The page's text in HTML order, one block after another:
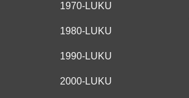
1970-LUKU
1980-LUKU
1990-LUKU
2000-LUKU